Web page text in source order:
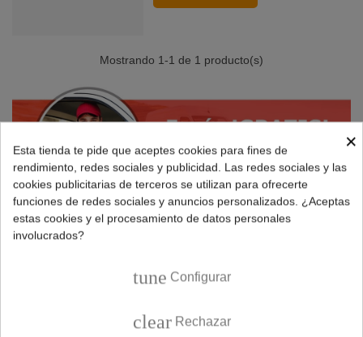
Mostrando 1-1 de 1 producto(s)
×
Esta tienda te pide que aceptes cookies para fines de
rendimiento, redes sociales y publicidad. Las redes sociales y las
cookies publicitarias de terceros se utilizan para ofrecerte
funciones de redes sociales y anuncios personalizados. ¿Aceptas
estas cookies y el procesamiento de datos personales
involucrados?
tune Configurar
clear Rechazar